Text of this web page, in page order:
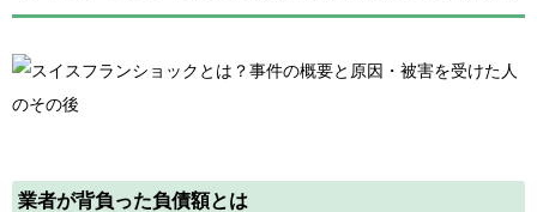
業者が背負った負債額とは